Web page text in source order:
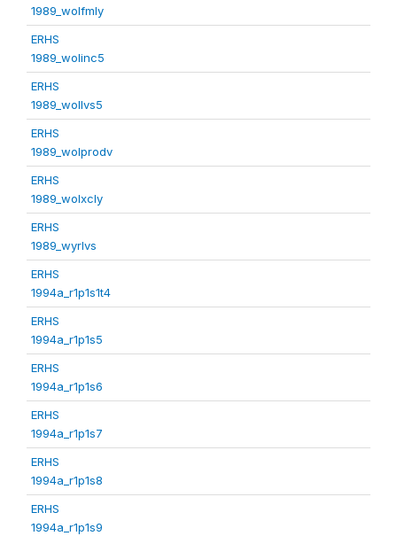
1989_wolfmly
ERHS
1989_wolinc5
ERHS
1989_wollvs5
ERHS
1989_wolprodv
ERHS
1989_wolxcly
ERHS
1989_wyrlvs
ERHS
1994a_r1p1s1t4
ERHS
1994a_r1p1s5
ERHS
1994a_r1p1s6
ERHS
1994a_r1p1s7
ERHS
1994a_r1p1s8
ERHS
1994a_r1p1s9